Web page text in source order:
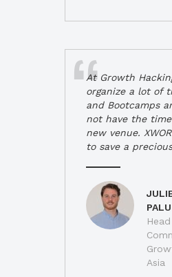
At Growth
organize a lot of
and Bootcamps
not have the
new venue.
to save a
PALU
Asia